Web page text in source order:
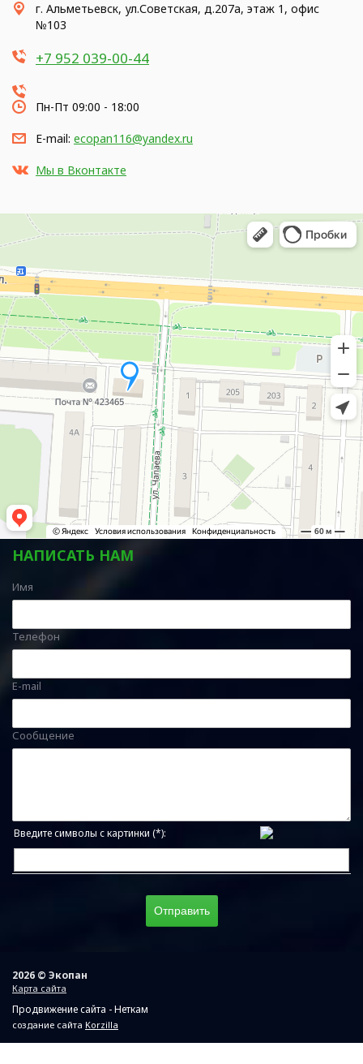
г. Альметьевск, ул.Советская, д.207а, этаж 1, офис
№103
+7 952 039-00-44
Пн-Пт 09:00 - 18:00
E-mail: ecopan116@yandex.ru
Мы в Вконтакте
НАПИСАТЬ НАМ
Имя
Телефон
E-mail
Сообщение
Введите символы с картинки (*):
2026 © Экопан
Карта сайта
Продвижение сайта - Неткам
создание сайта Korzilla